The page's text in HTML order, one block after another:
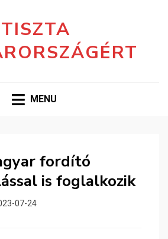
TISZTA
MENU
fordító
is foglalkozik
07-24